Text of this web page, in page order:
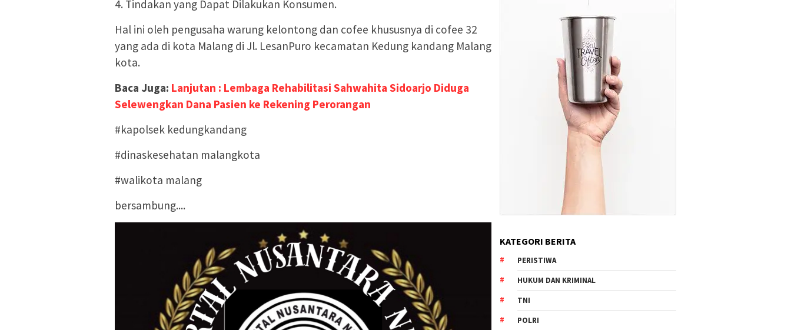
4. Tindakan yang Dapat Dilakukan Konsumen.
Hal ini oleh pengusaha warung kelontong dan cofee khususnya di cofee 32
yang ada di kota Malang di Jl. LesanPuro kecamatan Kedung kandang Malang
kota.
Baca Juga: Lanjutan : Lembaga Rehabilitasi Sahwahita Sidoarjo Diduga
Selewengkan Dana Pasien ke Rekening Perorangan
#kapolsek kedungkandang
#dinaskesehatan malangkota
#walikota malang
bersambung....
KATEGORI BERITA
PERISTIWA
HUKUM DAN KRIMINAL
TNI
POLRI